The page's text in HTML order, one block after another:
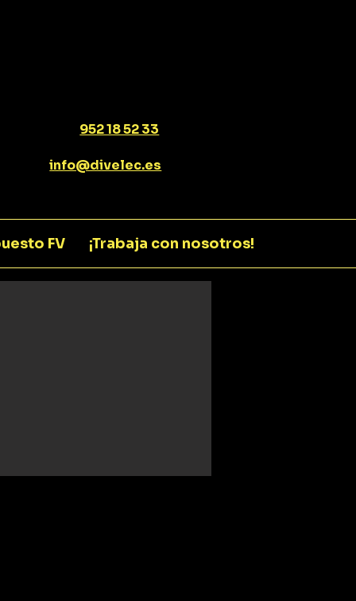
952 18 52 33
info@divelec.es
FV ¡Trabaja con nosotros!